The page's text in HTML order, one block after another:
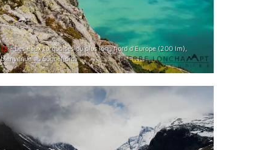
13- Les eaux turquoises du plus long fjord d'Europe (200 lm),
bienvenue au Sognefjord.